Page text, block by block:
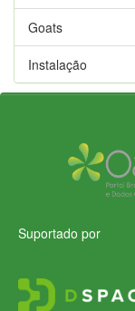
Goats
Instalação
Suportado por